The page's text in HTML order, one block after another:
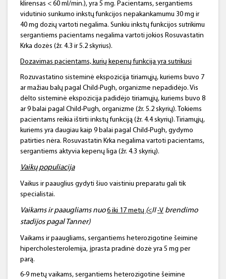
klirensas < 60 ml/min.), yra 5 mg. Pacientams, sergantiems
vidutinio sunkumo inkstų funkcijos nepakankamumu 30 mg ir
40 mg dozių vartoti negalima. Sunkiu inkstų funkcijos sutrikimu
sergantiems pacientams negalima vartoti jokios Rosuvastatin
Krka dozės (žr. 4.3 ir 5.2 skyrius).
Dozavimas pacientams, kurių kepenų funkcija yra sutrikusi
Rozuvastatino sisteminė ekspozicija tiriamųjų, kuriems buvo 7
ar mažiau balų pagal Child-Pugh, organizme nepadidėjo. Vis
dėlto sisteminė ekspozicija padidėjo tiriamųjų, kuriems buvo 8
ar 9 balai pagal Child-Pugh, organizme (žr. 5.2 skyrių). Tokiems
pacientams reikia ištirti inkstų funkciją (žr. 4.4 skyrių). Tiriamųjų,
kuriems yra daugiau kaip 9 balai pagal Child-Pugh, gydymo
patirties nėra. Rosuvastatin Krka negalima vartoti pacientams,
sergantiems aktyvia kepenų liga (žr. 4.3 skyrių).
Vaikų populiacija
Vaikus ir paauglius gydyti šiuo vaistiniu preparatu gali tik
specialistai.
Vaikams ir paaugliamsnuo6 iki 17 metų (<II-V brendimo
stadijos pagalTanner)
Vaikams ir paaugliams, sergantiems heterozigotine šeimine
hipercholesterolemija, įprasta pradinė dozė yra 5 mg per
parą.
6-9 metų vaikams, sergantiems heterozigotine šeimine